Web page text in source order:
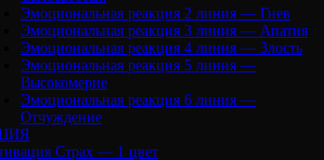
Эмоциональная реакция 2 линия — Гнев
Эмоциональная реакция 3 линия — Апатия
Эмоциональная реакция 4 линия — Злость
Эмоциональная реакция 5 линия —
Высокомерие
Эмоциональная реакция 6 линия —
Отчуждение
Страх — 1 цвет